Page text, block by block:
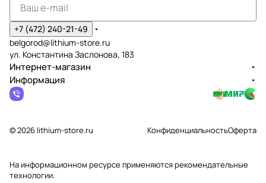
+7 (472) 240-21-49
belgorod@lithium-store.ru
ул. Константина Заслонова, 183
Интернет-магазин
Информация
© 2026 lithium-store.ru КонфиденциальностьОферта
На информационном ресурсе применяютсярекомендательные
технологии.